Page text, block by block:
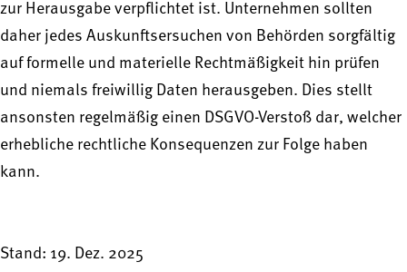
zur Herausgabe verpflichtet ist. Unternehmen sollten
daher jedes Auskunftsersuchen von Behörden sorgfältig
auf formelle und materielle Rechtmäßigkeit hin prüfen
und niemals freiwillig Daten herausgeben. Dies stellt
ansonsten regelmäßig einen DSGVO-Verstoß dar, welcher
erhebliche rechtliche Konsequenzen zur Folge haben
kann.
Stand: 19. Dez. 2025